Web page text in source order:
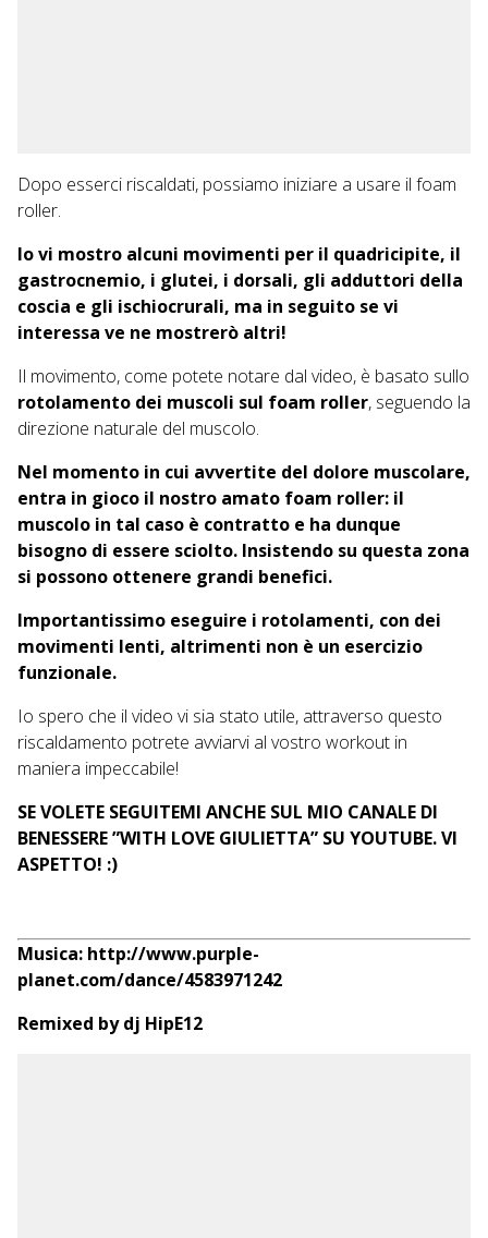
Dopo esserci riscaldati, possiamo iniziare a usare il foam
roller.
Io vi mostro alcuni movimenti per il quadricipite, il
gastrocnemio, i glutei, i dorsali, gli adduttori della
coscia e gli ischiocrurali, ma in seguito se vi
interessa ve ne mostrerò altri!
Il movimento, come potete notare dal video, è basato sullo
rotolamento dei muscoli sul foam roller, seguendo la
direzione naturale del muscolo.
Nel momento in cui avvertite del dolore muscolare,
entra in gioco il nostro amato foam roller: il
muscolo in tal caso è contratto e ha dunque
bisogno di essere sciolto. Insistendo su questa zona
si possono ottenere grandi benefici.
Importantissimo eseguire i rotolamenti, con dei
movimenti lenti, altrimenti non è un esercizio
funzionale.
Io spero che il video vi sia stato utile, attraverso questo
riscaldamento potrete avviarvi al vostro workout in
maniera impeccabile!
SE VOLETE SEGUITEMI ANCHE SUL MIO CANALE DI
BENESSERE ”WITH LOVE GIULIETTA” SU YOUTUBE. VI
ASPETTO! :)
Musica: http://www.purple-
planet.com/dance/4583971242
Remixed by dj HipE12